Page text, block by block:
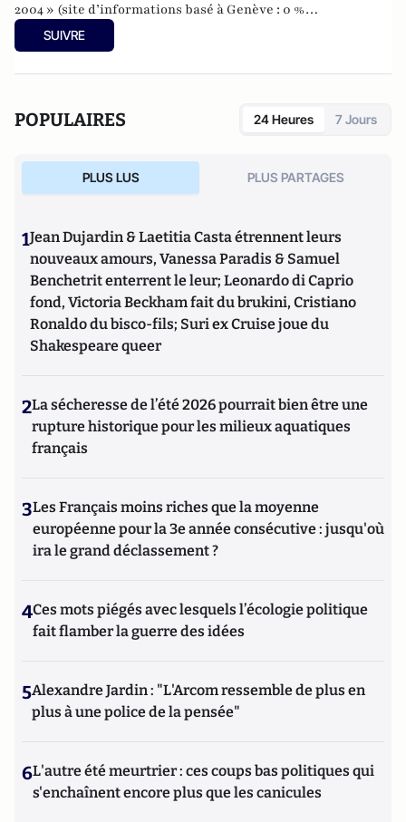
2004 » (site d’informations basé à Genève : 0 %
publicité-100 % liberté), spécialiste du marketing horloger
et de l’analyse des marchés de la montre.
SUIVRE
POPULAIRES 24 Heures 7 Jours
PLUS LUS PLUS PARTAGES
1Jean Dujardin & Laetitia Casta étrennent leurs
nouveaux amours, Vanessa Paradis & Samuel
Benchetrit enterrent le leur; Leonardo di Caprio
fond, Victoria Beckham fait du brukini, Cristiano
Ronaldo du bisco-fils; Suri ex Cruise joue du
Shakespeare queer
2La sécheresse de l’été 2026 pourrait bien être une
rupture historique pour les milieux aquatiques
français
3Les Français moins riches que la moyenne
européenne pour la 3e année consécutive : jusqu'où
ira le grand déclassement ?
4Ces mots piégés avec lesquels l’écologie politique
fait flamber la guerre des idées
5Alexandre Jardin : "L'Arcom ressemble de plus en
plus à une police de la pensée"
6L'autre été meurtrier : ces coups bas politiques qui
s'enchaînent encore plus que les canicules